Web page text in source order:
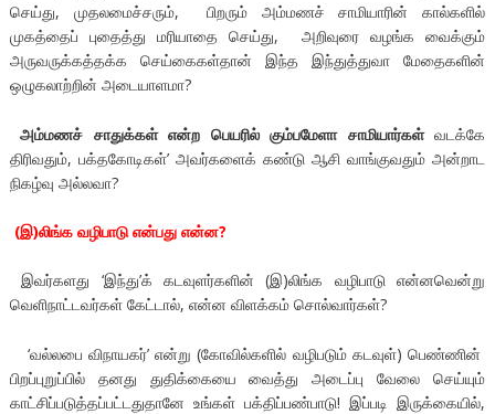
செய்து, முதலமைச்சரும், பிறரும் அம்மணச் சாமியாரின் கால்களில்
முகத்தைப் புதைத்து மரியாதை செய்து, அறிவுரை வழங்க வைக்கும்
அருவருக்கத்தக்க செய்கைகள்தான் இந்த இந்துத்துவா மேதைகளின்
ஒழுகலாற்றின் அடையாளமா?
அம்மணச் சாதுக்கள் என்ற பெயரில் கும்பமேளா சாமியார்கள்வடக்கே
திரிவதும், பக்தகோடிகள்’ அவர்களைக் கண்டு ஆசி வாங்குவதும் அன்றாட
நிகழ்வு அல்லவா?
(இ)லிங்க வழிபாடு என்பது என்ன?
இவர்களது ‘இந்து’க் கடவுளர்களின் (இ)லிங்க வழிபாடு என்னவென்று
வெளிநாட்டவர்கள் கேட்டால், என்ன விளக்கம் சொல்வார்கள்?
‘வல்லபை விநாயகர்’ என்று (கோவில்களில் வழிபடும் கடவுள்) பெண்ணின்
பிறப்புறுப்பில் தனது துதிக்கையை வைத்து அடைப்பு வேலை செய்யும்
காட்சிப்படுத்தப்பட்டதுதானே உங்கள் பக்திப்பண்பாடு! இப்படி இருக்கையில்,